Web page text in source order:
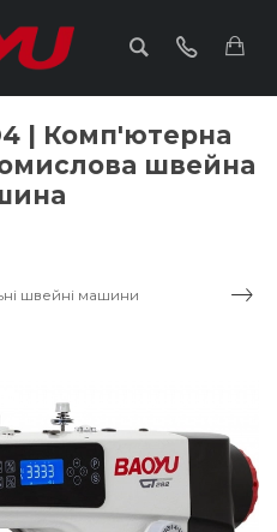
| Комп'ютерна
швейна
швейні машини